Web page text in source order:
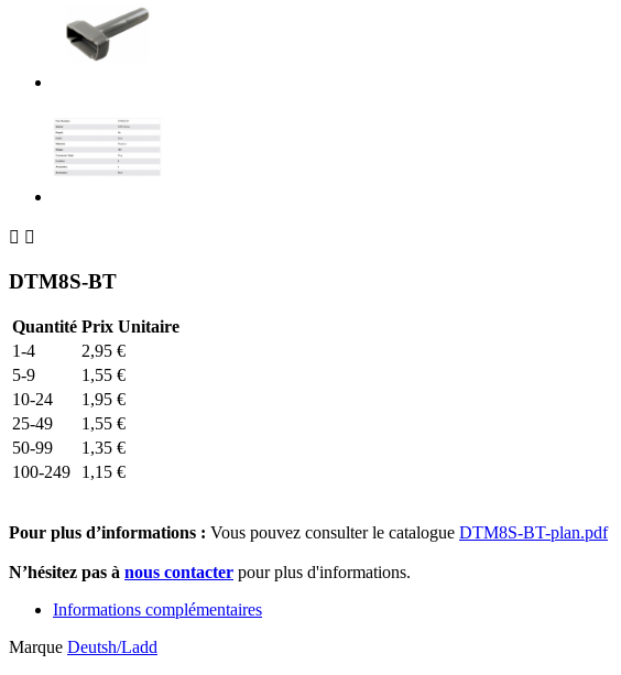
 
DTM8S-BT
Quantité Prix Unitaire
1-4
2,95 €
5-9
1,55 €
10-24
1,95 €
25-49
1,55 €
50-99
1,35 €
100-249
1,15 €
Pour plus d’informations : Vous pouvez consulter le catalogue DTM8S-BT-plan.pdf
N’hésitez pas à nous contacter pour plus d'informations.
Informations complémentaires
Marque Deutsh/Ladd